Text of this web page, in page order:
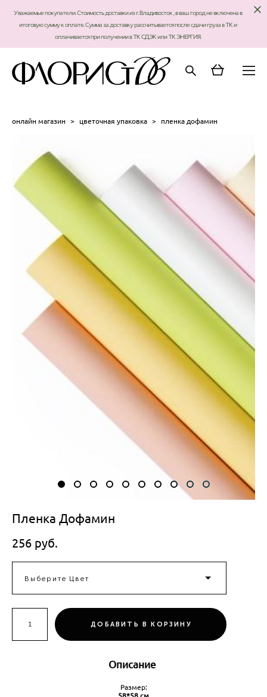
Уважаемые покупатели. Стоимость доставки из г. Владивосток , в ваш город не включена в
итоговую сумму к оплате. Сумма за доставку рассчитывается после сдачи груза в ТК и
оплачивается при получении в ТК СДЭК или ТК ЭНЕРГИЯ.
онлайн магазин > цветочная упаковка > пленка дофамин
Пленка Дофамин
256 pуб.
Выберите Цвет
ДОБАВИТЬ В КОРЗИНУ
Описание
Размер:
58*58 см